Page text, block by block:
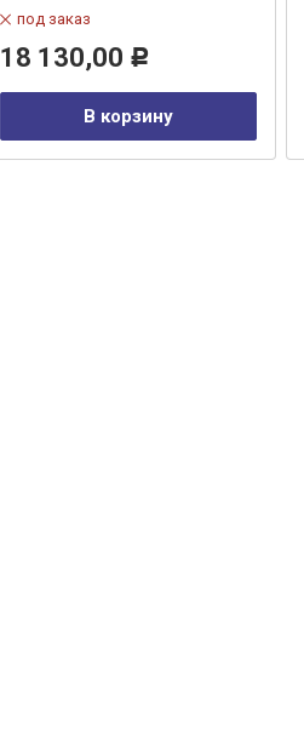
под заказ
18 130,00 Р
В корзину